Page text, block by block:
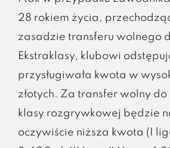
28 rokiem życia,
zasadzie transferu wolnego
Ekstraklasy, klubowi
przysługiwała kwota w
złotych. Za transfer wolny do
klasy rozgrywkowej będzie
oczywiście niższa kwota (I